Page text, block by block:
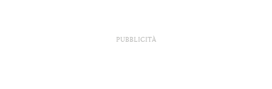
PUBBLICITÀ